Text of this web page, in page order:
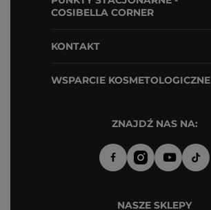
COSIBELLA CORNER
KONTAKT
WSPARCIE KOSMETOLOGICZNE
ZNAJDŹ NAS NA:
NASZE SKLEPY